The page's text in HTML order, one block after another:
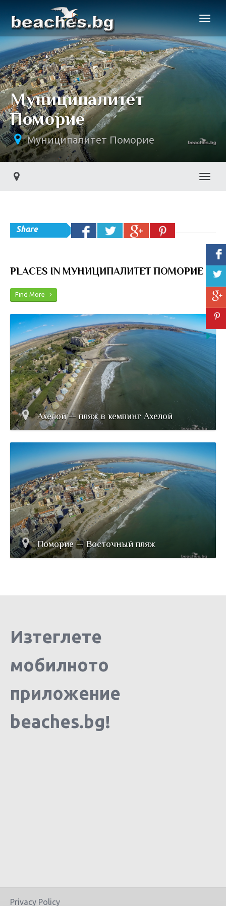
Муниципалитет
Поморие
Муниципалитет Поморие
Share
PLACES IN МУНИЦИПАЛИТЕТ ПОМОРИЕ
Find More
Ахелой — пляж в кемпинг Ахелой
Поморие — Восточный пляж
Изтеглете
мобилното
приложение
beaches.bg!
Privacy Policy